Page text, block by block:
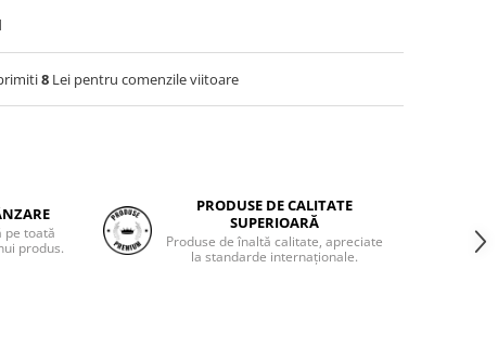
8 Lei pentru comenzile viitoare
pe toată
produs.
PRODUSE DE CALITATE
SUPERIOARĂ
Produse de înaltă calitate, apreciate
la standarde internaționale.